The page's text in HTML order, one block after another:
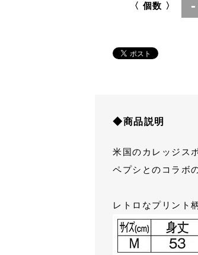
〈 個数 〉
◆商品説明
米国のカレッジス
ペプシとのコラボ
レトロなプリント